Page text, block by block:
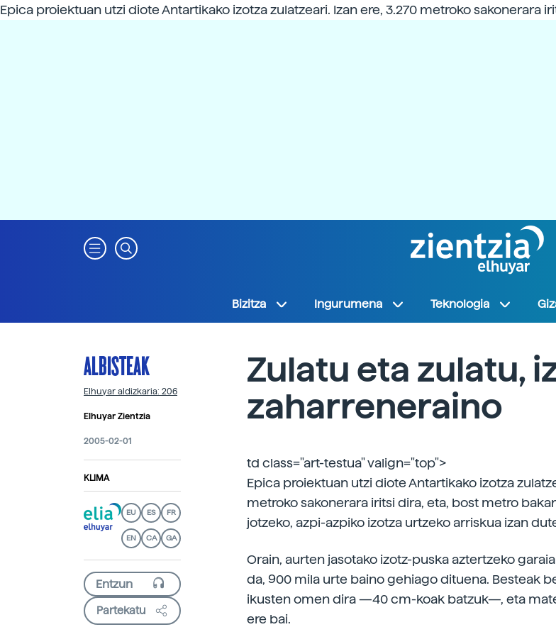
Epica proiektuan utzi diote Antartikako izotza zulatzeari. Izan ere, 3.270 metroko sakonerara
Bizitza Ingurumena Teknologia
ALBISTEAK
Elhuyar aldizkaria: 206
Elhuyar Zientzia
2005-02-01
KLIMA
EU ES FR
EN CA GA
Partekatu
Zulatu eta zulatu,
zaharreneraino
td class="art-testua" valign="top">
Epica proiektuan utzi diote Antartikako izotza
metroko sakonerara iritsi dira, eta, bost metro
jotzeko, azpi-azpiko izotza urtzeko arriskua izan
Orain, aurten jasotako izotz-puska aztertzeko
da, 900 mila urte baino gehiago dituena. Besteak
ikusten omen dira —40 cm-koak batzuk—, eta
ere bai.